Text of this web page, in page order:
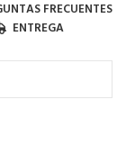
FRECUENTES
ENTREGA